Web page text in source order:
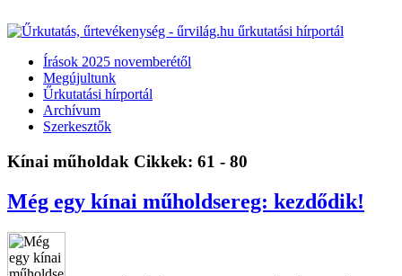
Írások 2025 novemberétől
Megújultunk
Űrkutatási hírportál
Archívum
Szerkesztők
Kínai műholdak Cikkek: 61 - 80
Még egy kínai műholdsereg: kezdődik!